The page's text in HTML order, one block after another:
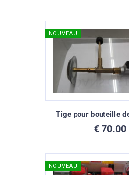
NOUVEAU
Tige pour bouteille
€ 70.00
NOUVEAU